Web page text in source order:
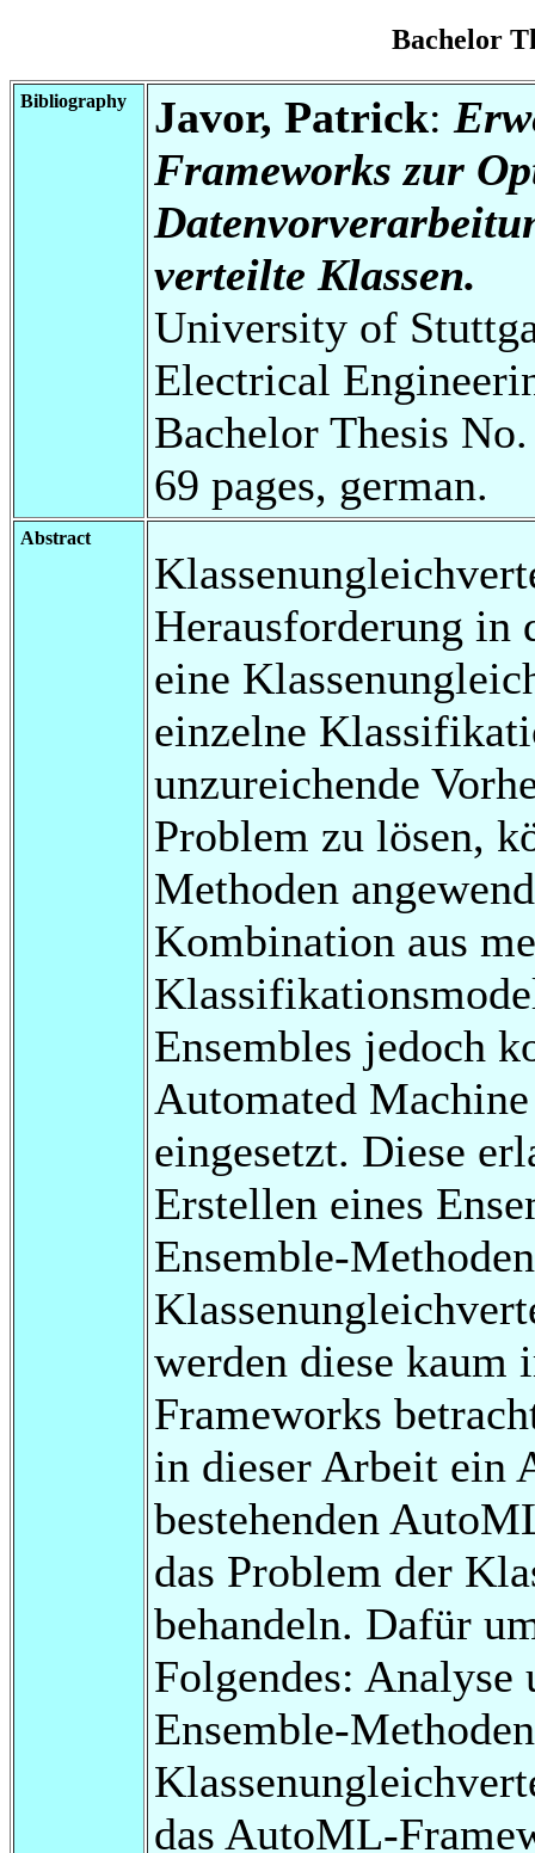
Bachelor
Bibliography Javor, Patrick:
Frameworks zur
verteilte Klassen.
University of
Electrical
Bachelor Thesis
69 pages, german.
Abstract
Herausforderung in
eine
einzelne
unzureichende
Problem zu lösen,
Methoden
Kombination aus
Ensembles jedoch
Automated
eingesetzt. Diese
Erstellen eines
Ensemble-
werden diese
Frameworks
in dieser Arbeit ein
bestehenden
das Problem der
behandeln. Dafür
Folgendes:
Ensemble-
das AutoML-